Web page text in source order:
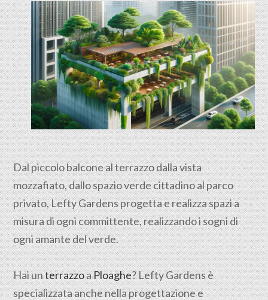
Dal piccolo balcone al terrazzo dalla vista
mozzafiato, dallo spazio verde cittadino al parco
privato, Lefty Gardens progetta e realizza spazi a
misura di ogni committente, realizzando i sogni di
ogni amante del verde.
Hai unterrazzoaPloaghe? Lefty Gardens è
specializzata anche nella progettazione e